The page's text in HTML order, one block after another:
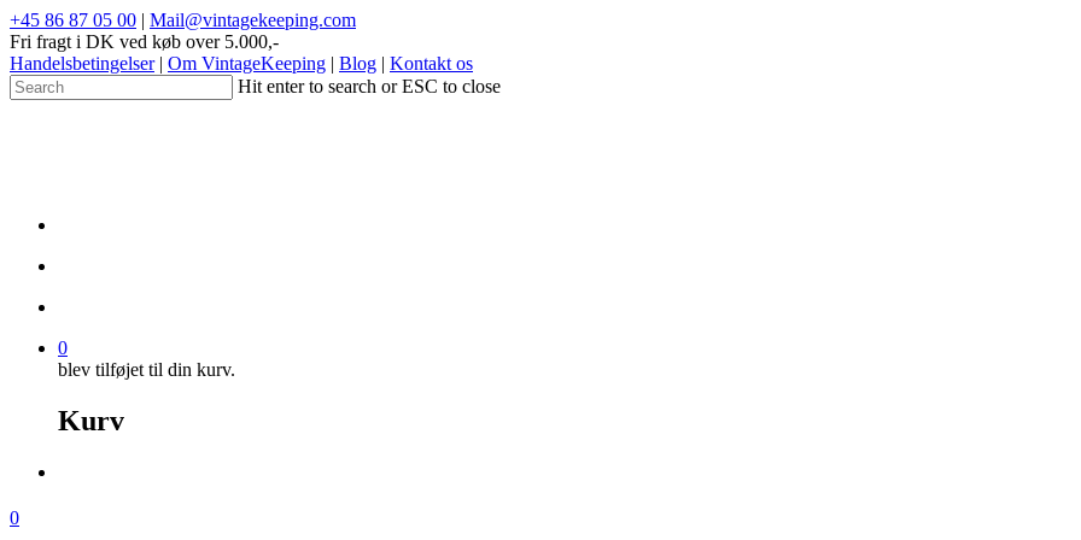
+45 86 87 05 00 | Mail@vintagekeeping.com
Fri fragt i DK ved køb over 5.000,-
Handelsbetingelser| Om VintageKeeping | Blog | Kontakt os
Hit enter to search or ESC to close
0
blev tilføjet til din kurv.
Kurv
0